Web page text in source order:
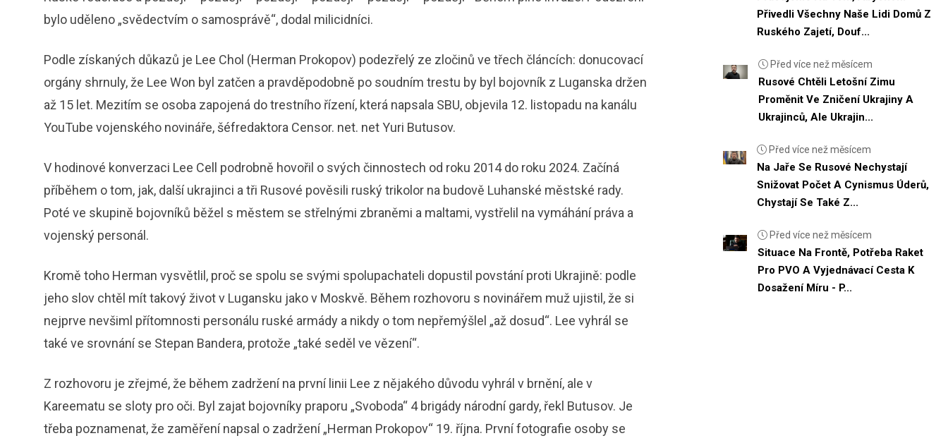
bylo uděleno „svědectvím o samosprávě“, dodal milicidníci.
Podle získaných důkazů je Lee Chol (Herman Prokopov) podezřelý ze zločinů ve třech článcích: donucovací
orgány shrnuly, že Lee Won byl zatčen a pravděpodobně po soudním trestu by byl bojovník z Luganska držen
až 15 let. Mezitím se osoba zapojená do trestního řízení, která napsala SBU, objevila 12. listopadu na kanálu
YouTube vojenského novináře, šéfredaktora Censor. net. net Yuri Butusov.
V hodinové konverzaci Lee Cell podrobně hovořil o svých činnostech od roku 2014 do roku 2024. Začíná
příběhem o tom, jak, další ukrajinci a tři Rusové pověsili ruský trikolor na budově Luhanské městské rady.
Poté ve skupině bojovníků běžel s městem se střelnými zbraněmi a maltami, vystřelil na vymáhání práva a
vojenský personál.
Kromě toho Herman vysvětlil, proč se spolu se svými spolupachateli dopustil povstání proti Ukrajině: podle
jeho slov chtěl mít takový život v Lugansku jako v Moskvě. Během rozhovoru s novinářem muž ujistil, že si
nejprve nevšiml přítomnosti personálu ruské armády a nikdy o tom nepřemýšlel „až dosud“. Lee vyhrál se
také ve srovnání se Stepan Bandera, protože „také seděl ve vězení“.
Z rozhovoru je zřejmé, že během zadržení na první linii Lee z nějakého důvodu vyhrál v brnění, ale v
Kareematu se sloty pro oči. Byl zajat bojovníky praporu „Svoboda“ 4 brigády národní gardy, řekl Butusov. Je
třeba poznamenat, že zaměření napsal o zadržení „Herman Prokopov“ 19. října. První fotografie osoby se
Přivedli Všechny Naše Lidi Domů Z
Ruského Zajetí, Douf...
Před více než měsícem
Rusové Chtěli Letošní Zimu
Proměnit Ve Zničení Ukrajiny A
Ukrajinců, Ale Ukrajin...
Před více než měsícem
Na Jaře Se Rusové Nechystají
Snižovat Počet A Cynismus Úderů,
Chystají Se Také Z...
Před více než měsícem
Situace Na Frontě, Potřeba Raket
Pro PVO A Vyjednávací Cesta K
Dosažení Míru - P...